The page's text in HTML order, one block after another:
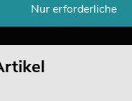
längst zum modernen
Nur erforderliche